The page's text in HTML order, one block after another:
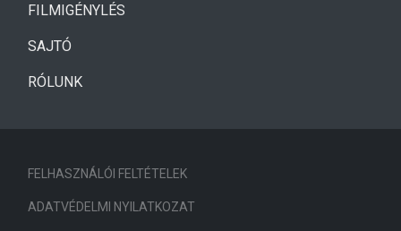
FILMIGÉNYLÉS
SAJTÓ
RÓLUNK
FELHASZNÁLÓI FELTÉTELEK
ADATVÉDELMI NYILATKOZAT